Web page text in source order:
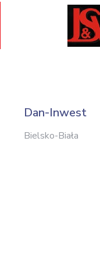
Dan-Inwest
Bielsko-Biała